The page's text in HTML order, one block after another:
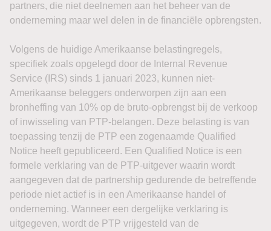
partners, die niet deelnemen aan het beheer van de
onderneming maar wel delen in de financiële opbrengsten.
Volgens de huidige Amerikaanse belastingregels,
specifiek zoals opgelegd door de Internal Revenue
Service (IRS) sinds 1 januari 2023, kunnen niet-
Amerikaanse beleggers onderworpen zijn aan een
bronheffing van 10% op de bruto-opbrengst bij de verkoop
of inwisseling van PTP-belangen. Deze belasting is van
toepassing tenzij de PTP een zogenaamde Qualified
Notice heeft gepubliceerd. Een Qualified Notice is een
formele verklaring van de PTP-uitgever waarin wordt
aangegeven dat de partnership gedurende de betreffende
periode niet actief is in een Amerikaanse handel of
onderneming. Wanneer een dergelijke verklaring is
uitgegeven, wordt de PTP vrijgesteld van de